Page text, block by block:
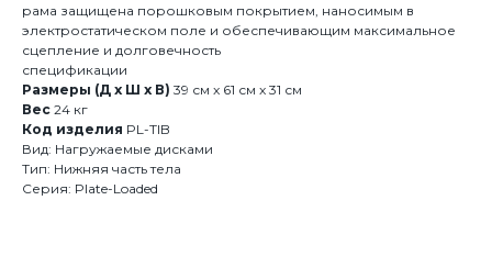
рама защищена порошковым покрытием, наносимым в
электростатическом поле и обеспечивающим максимальное
сцепление и долговечность
спецификации
Размеры (Д x Ш x В) 39 см x 61 см x 31 см
Вес 24 кг
Код изделия PL-TIB
Вид: Нагружаемые дисками
Тип: Нижняя часть тела
Серия: Plate-Loaded